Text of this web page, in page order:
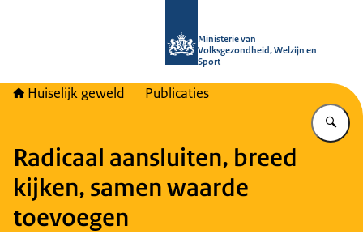
Ministerie van
Volksgezondheid, Welzijn en
Sport
Huiselijk geweld Publicaties
Radicaal aansluiten, breed
kijken, samen waarde
toevoegen